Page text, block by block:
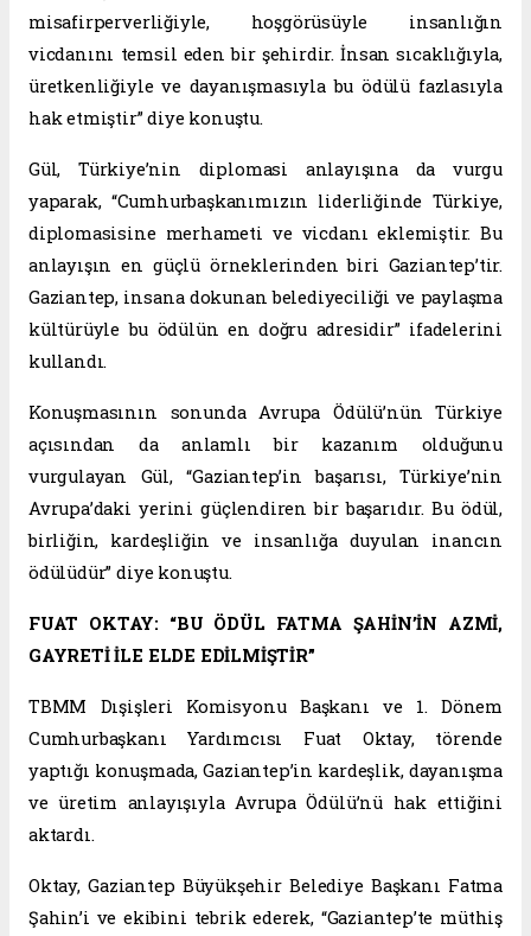
misafirperverliğiyle, hoşgörüsüyle insanlığın
vicdanını temsil eden bir şehirdir. İnsan sıcaklığıyla,
üretkenliğiyle ve dayanışmasıyla bu ödülü fazlasıyla
hak etmiştir” diye konuştu.
Gül, Türkiye’nin diplomasi anlayışına da vurgu
yaparak, “Cumhurbaşkanımızın liderliğinde Türkiye,
diplomasisine merhameti ve vicdanı eklemiştir. Bu
anlayışın en güçlü örneklerinden biri Gaziantep’tir.
Gaziantep, insana dokunan belediyeciliği ve paylaşma
kültürüyle bu ödülün en doğru adresidir” ifadelerini
kullandı.
Konuşmasının sonunda Avrupa Ödülü’nün Türkiye
açısından da anlamlı bir kazanım olduğunu
vurgulayan Gül, “Gaziantep’in başarısı, Türkiye’nin
Avrupa’daki yerini güçlendiren bir başarıdır. Bu ödül,
birliğin, kardeşliğin ve insanlığa duyulan inancın
ödülüdür” diye konuştu.
FUAT OKTAY: “BU ÖDÜL FATMA ŞAHİN’İN AZMİ,
GAYRETİ İLE ELDE EDİLMİŞTİR”
TBMM Dışişleri Komisyonu Başkanı ve 1. Dönem
Cumhurbaşkanı Yardımcısı Fuat Oktay, törende
yaptığı konuşmada, Gaziantep’in kardeşlik, dayanışma
ve üretim anlayışıyla Avrupa Ödülü’nü hak ettiğini
aktardı.
Oktay, Gaziantep Büyükşehir Belediye Başkanı Fatma
Şahin’i ve ekibini tebrik ederek, “Gaziantep’te müthiş